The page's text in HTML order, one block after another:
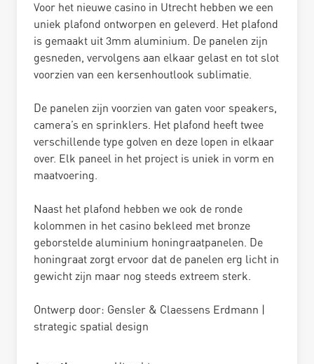
Voor het nieuwe casino in Utrecht hebben we een
uniek plafond ontworpen en geleverd. Het plafond
is gemaakt uit 3mm aluminium. De panelen zijn
gesneden, vervolgens aan elkaar gelast en tot slot
voorzien van een kersenhoutlook sublimatie.
De panelen zijn voorzien van gaten voor speakers,
camera’s en sprinklers. Het plafond heeft twee
verschillende type golven en deze lopen in elkaar
over. Elk paneel in het project is uniek in vorm en
maatvoering.
Naast het plafond hebben we ook de ronde
kolommen in het casino bekleed met bronze
geborstelde aluminium honingraatpanelen. De
honingraat zorgt ervoor dat de panelen erg licht in
gewicht zijn maar nog steeds extreem sterk.
Ontwerp door: Gensler & Claessens Erdmann |
strategic spatial design